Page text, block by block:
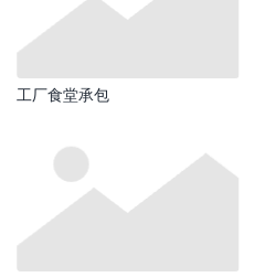
工厂食堂承包